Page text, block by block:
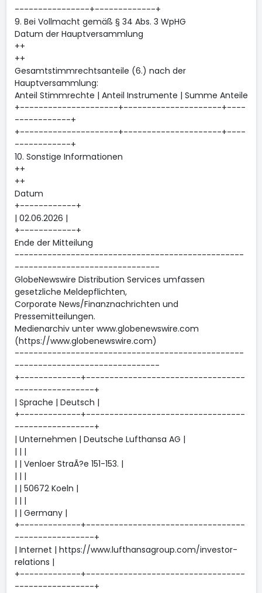
----------------+-------------+
9. Bei Vollmacht gemäß § 34 Abs. 3 WpHG
Datum der Hauptversammlung
++
++
Gesamtstimmrechtsanteile (6.) nach der
Hauptversammlung:
Anteil Stimmrechte | Anteil Instrumente | Summe Anteile
+---------------------+---------------------+----
------------+
+---------------------+---------------------+----
------------+
10. Sonstige Informationen
++
++
Datum
+------------+
| 02.06.2026 |
+------------+
Ende der Mitteilung
-------------------------------------------------
-------------------------------
GlobeNewswire Distribution Services umfassen
gesetzliche Meldepflichten,
Corporate News/Finanznachrichten und
Pressemitteilungen.
Medienarchiv unter www.globenewswire.com
(https://www.globenewswire.com)
-------------------------------------------------
-------------------------------
+-------------+----------------------------------
-----------------+
| Sprache | Deutsch |
+-------------+----------------------------------
-----------------+
| Unternehmen | Deutsche Lufthansa AG |
| | |
| | Venloer StraÃ?e 151-153. |
| | |
| | 50672 Koeln |
| | |
| | Germany |
+-------------+----------------------------------
-----------------+
| Internet | https://www.lufthansagroup.com/investor-
relations |
+-------------+----------------------------------
-----------------+